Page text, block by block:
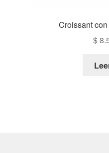
Croissant
$